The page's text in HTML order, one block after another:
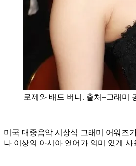
로제와 배드 버니. 출처=그래미
미국 대중음악 시상식 그래미 어워즈
나 이상의 아시아 언어가 의미 있게 사